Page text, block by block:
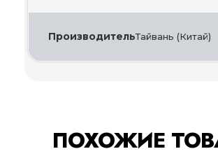
ПроизводительТайвань (Китай)
ПОХОЖИЕ